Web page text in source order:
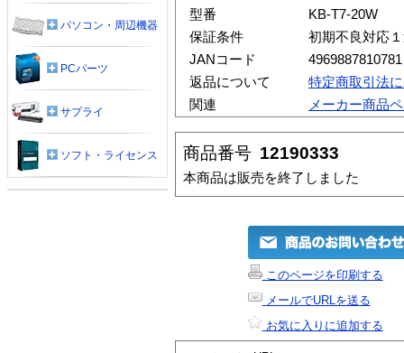
型番
KB-T7-20W
保証条件
初期不良対応
JANコード
4969887810781
返品について
特定商取引法
関連
メーカー商品
商品番号 12190333
本商品は販売を終了しました
このページを印刷する
メールでURLを送る
お気に入りに追加する
パソコン・周辺機器
PCパーツ
サプライ
ソフト・ライセンス